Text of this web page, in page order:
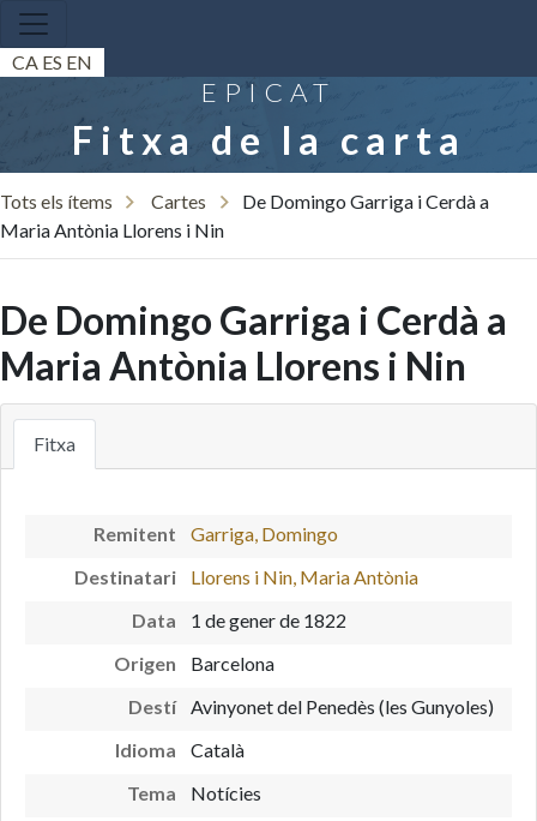
CA ES EN
EPICAT
Fitxa de la carta
Tots els ítems Cartes
De Domingo Garriga i Cerdà a
Maria Antònia Llorens i Nin
De Domingo Garriga i Cerdà a
Maria Antònia Llorens i Nin
Fitxa
Remitent
Garriga, Domingo
Destinatari
Llorens i Nin, Maria Antònia
Data
1 de gener de 1822
Origen
Barcelona
Destí
Avinyonet del Penedès (les Gunyoles)
Idioma
Català
Tema
Notícies